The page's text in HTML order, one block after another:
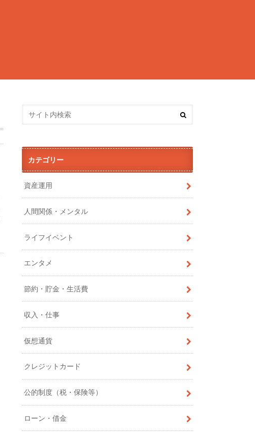
カテゴリー
資産運用
人間関係・メンタル
ライフイベント
エンタメ
節約・貯金・生活費
収入・仕事
仮想通貨
クレジットカード
公的制度（税・保険等）
ローン・借金